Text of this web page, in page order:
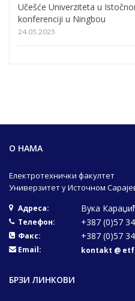
Učešće Univerziteta u
konferenciji u Ningbou
24.05.2025
О НАМА
Електротехнички факултет
Универзитет у Источном
Адреса: Вука
Телефон: +387 (0)57
Факс: +387 (0)57
Email: kontakt @
БРЗИ ЛИНКОВИ